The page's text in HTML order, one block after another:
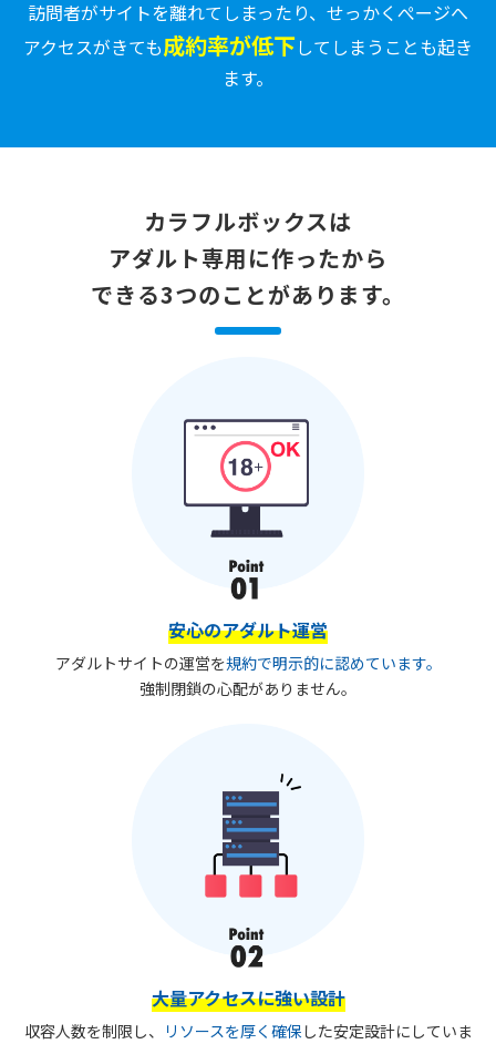
訪問者がサイトを離れてしまったり、せっかくぺージへ
アクセスがきても成約率が低下してしまうことも起き
ます。
カラフルボックスは
アダルト専用に作ったから
できる3つのことがあります。
安心のアダルト運営
アダルトサイトの運営を規約で明示的に認めています。
強制閉鎖の心配がありません。
大量アクセスに強い設計
収容人数を制限し、 リソースを厚く確保 した安定設計にしていま